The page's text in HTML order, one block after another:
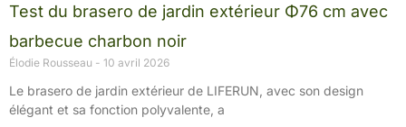
Test du brasero de jardin extérieur Φ76 cm avec
barbecue charbon noir
Élodie Rousseau 10 avril 2026
Le brasero de jardin extérieur de LIFERUN, avec son design
élégant et sa fonction polyvalente, a